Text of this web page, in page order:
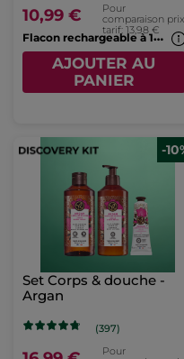
10,99 €
Pour
comparaison prix
tarif: 13,98 €F
lacon rechargeable à 1€*(7b)
AJOUTER AU
PANIER
-
Set Corps & douche -
Argan
(397)
Pour